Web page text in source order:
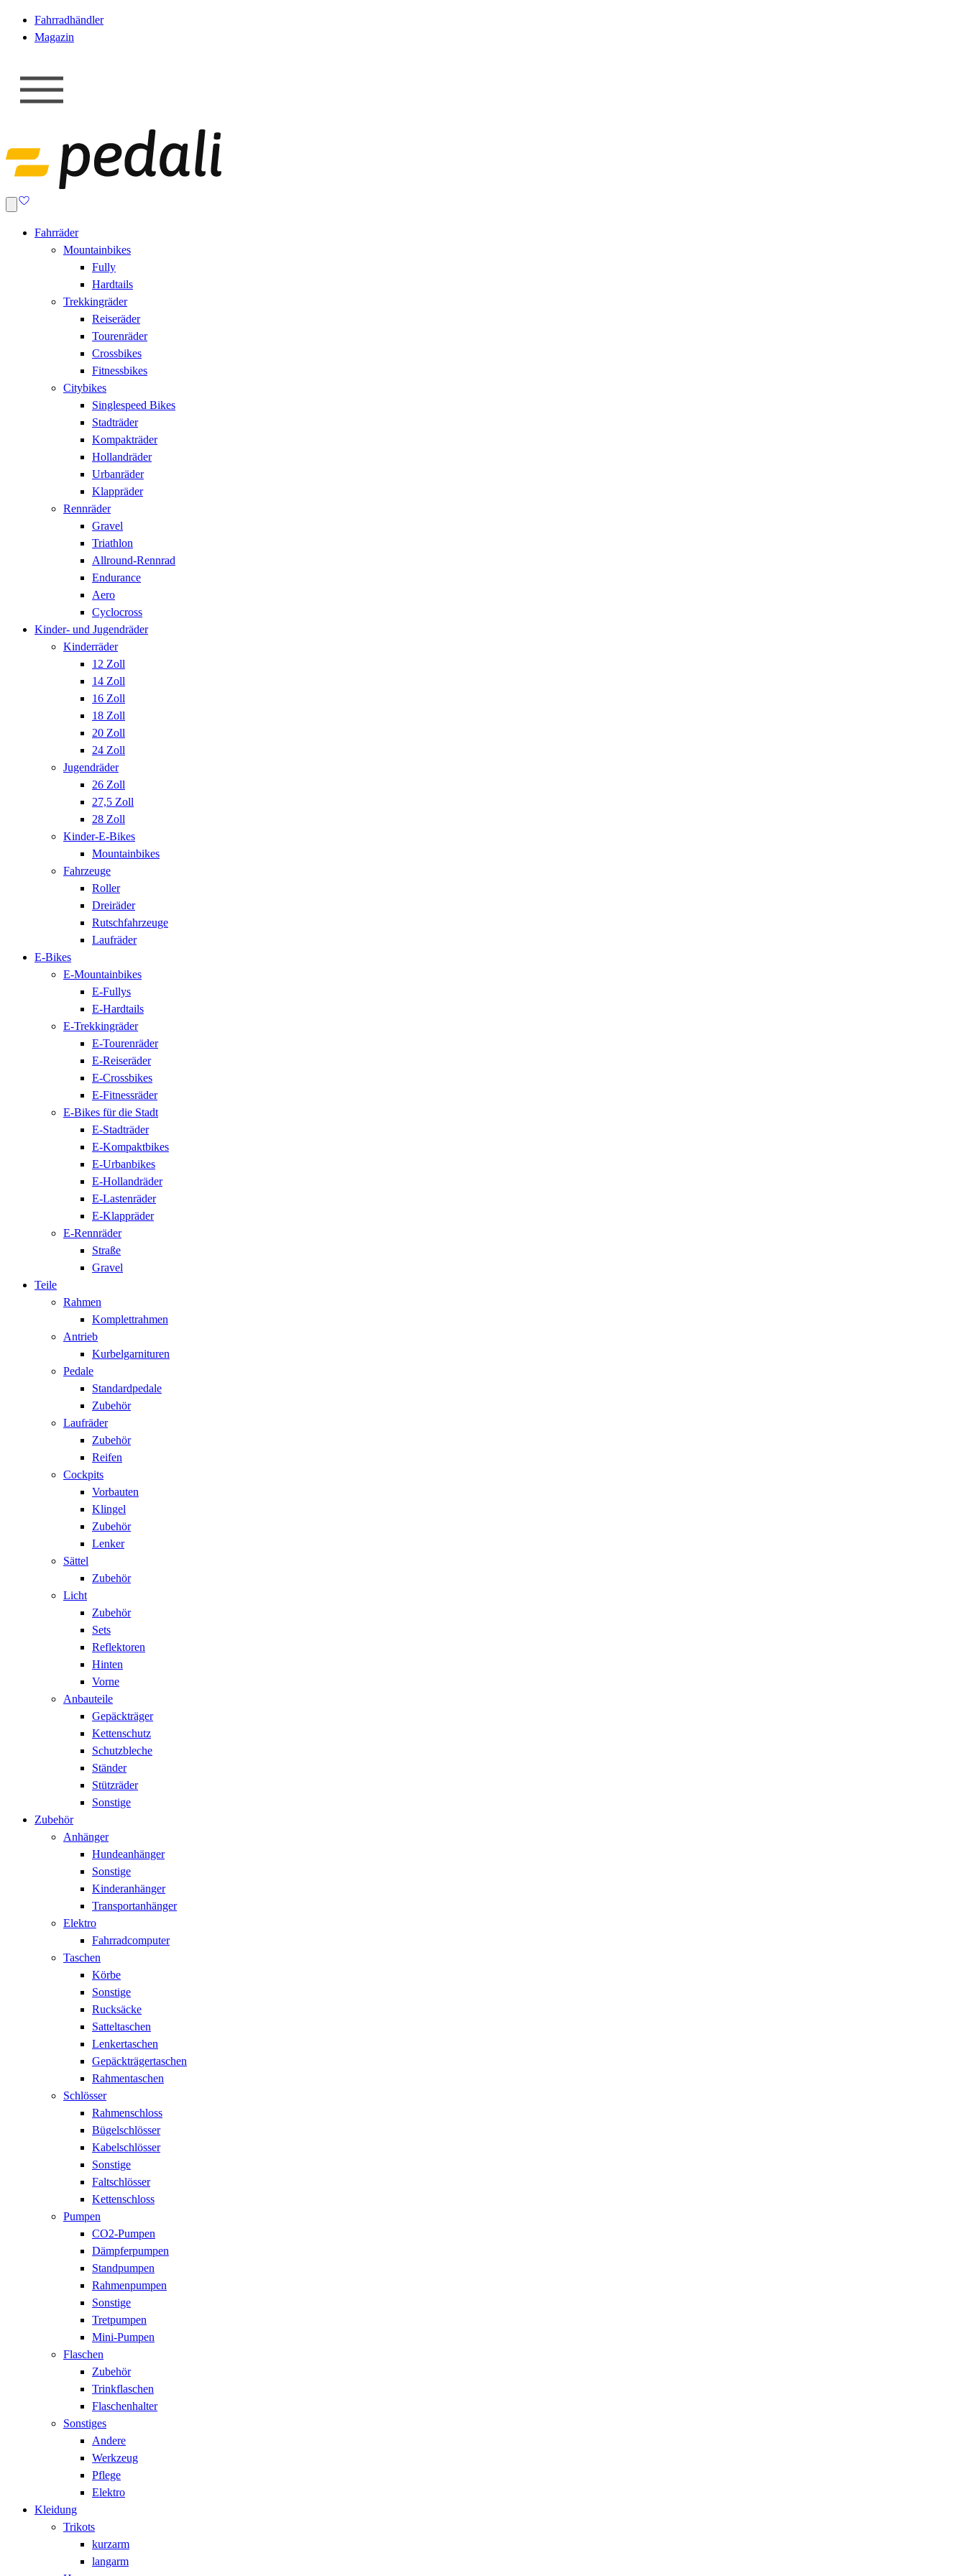
Fahrradhändler
Magazin
Fahrräder
Mountainbikes
Fully
Hardtails
Trekkingräder
Reiseräder
Tourenräder
Crossbikes
Fitnessbikes
Citybikes
Singlespeed Bikes
Stadträder
Kompakträder
Hollandräder
Urbanräder
Klappräder
Rennräder
Gravel
Triathlon
Allround-Rennrad
Endurance
Aero
Cyclocross
Kinder- und Jugendräder
Kinderräder
12 Zoll
14 Zoll
16 Zoll
18 Zoll
20 Zoll
24 Zoll
Jugendräder
26 Zoll
27,5 Zoll
28 Zoll
Kinder-E-Bikes
Mountainbikes
Fahrzeuge
Roller
Dreiräder
Rutschfahrzeuge
Laufräder
E-Bikes
E-Mountainbikes
E-Fullys
E-Hardtails
E-Trekkingräder
E-Tourenräder
E-Reiseräder
E-Crossbikes
E-Fitnessräder
E-Bikes für die Stadt
E-Stadträder
E-Kompaktbikes
E-Urbanbikes
E-Hollandräder
E-Lastenräder
E-Klappräder
E-Rennräder
Straße
Gravel
Teile
Rahmen
Komplettrahmen
Antrieb
Kurbelgarnituren
Pedale
Standardpedale
Zubehör
Laufräder
Zubehör
Reifen
Cockpits
Vorbauten
Klingel
Zubehör
Lenker
Sättel
Zubehör
Licht
Zubehör
Sets
Reflektoren
Hinten
Vorne
Anbauteile
Gepäckträger
Kettenschutz
Schutzbleche
Ständer
Stützräder
Sonstige
Zubehör
Anhänger
Hundeanhänger
Sonstige
Kinderanhänger
Transportanhänger
Elektro
Fahrradcomputer
Taschen
Körbe
Sonstige
Rucksäcke
Satteltaschen
Lenkertaschen
Gepäckträgertaschen
Rahmentaschen
Schlösser
Rahmenschloss
Bügelschlösser
Kabelschlösser
Sonstige
Faltschlösser
Kettenschloss
Pumpen
CO2-Pumpen
Dämpferpumpen
Standpumpen
Rahmenpumpen
Sonstige
Tretpumpen
Mini-Pumpen
Flaschen
Zubehör
Trinkflaschen
Flaschenhalter
Sonstiges
Andere
Werkzeug
Pflege
Elektro
Kleidung
Trikots
kurzarm
langarm